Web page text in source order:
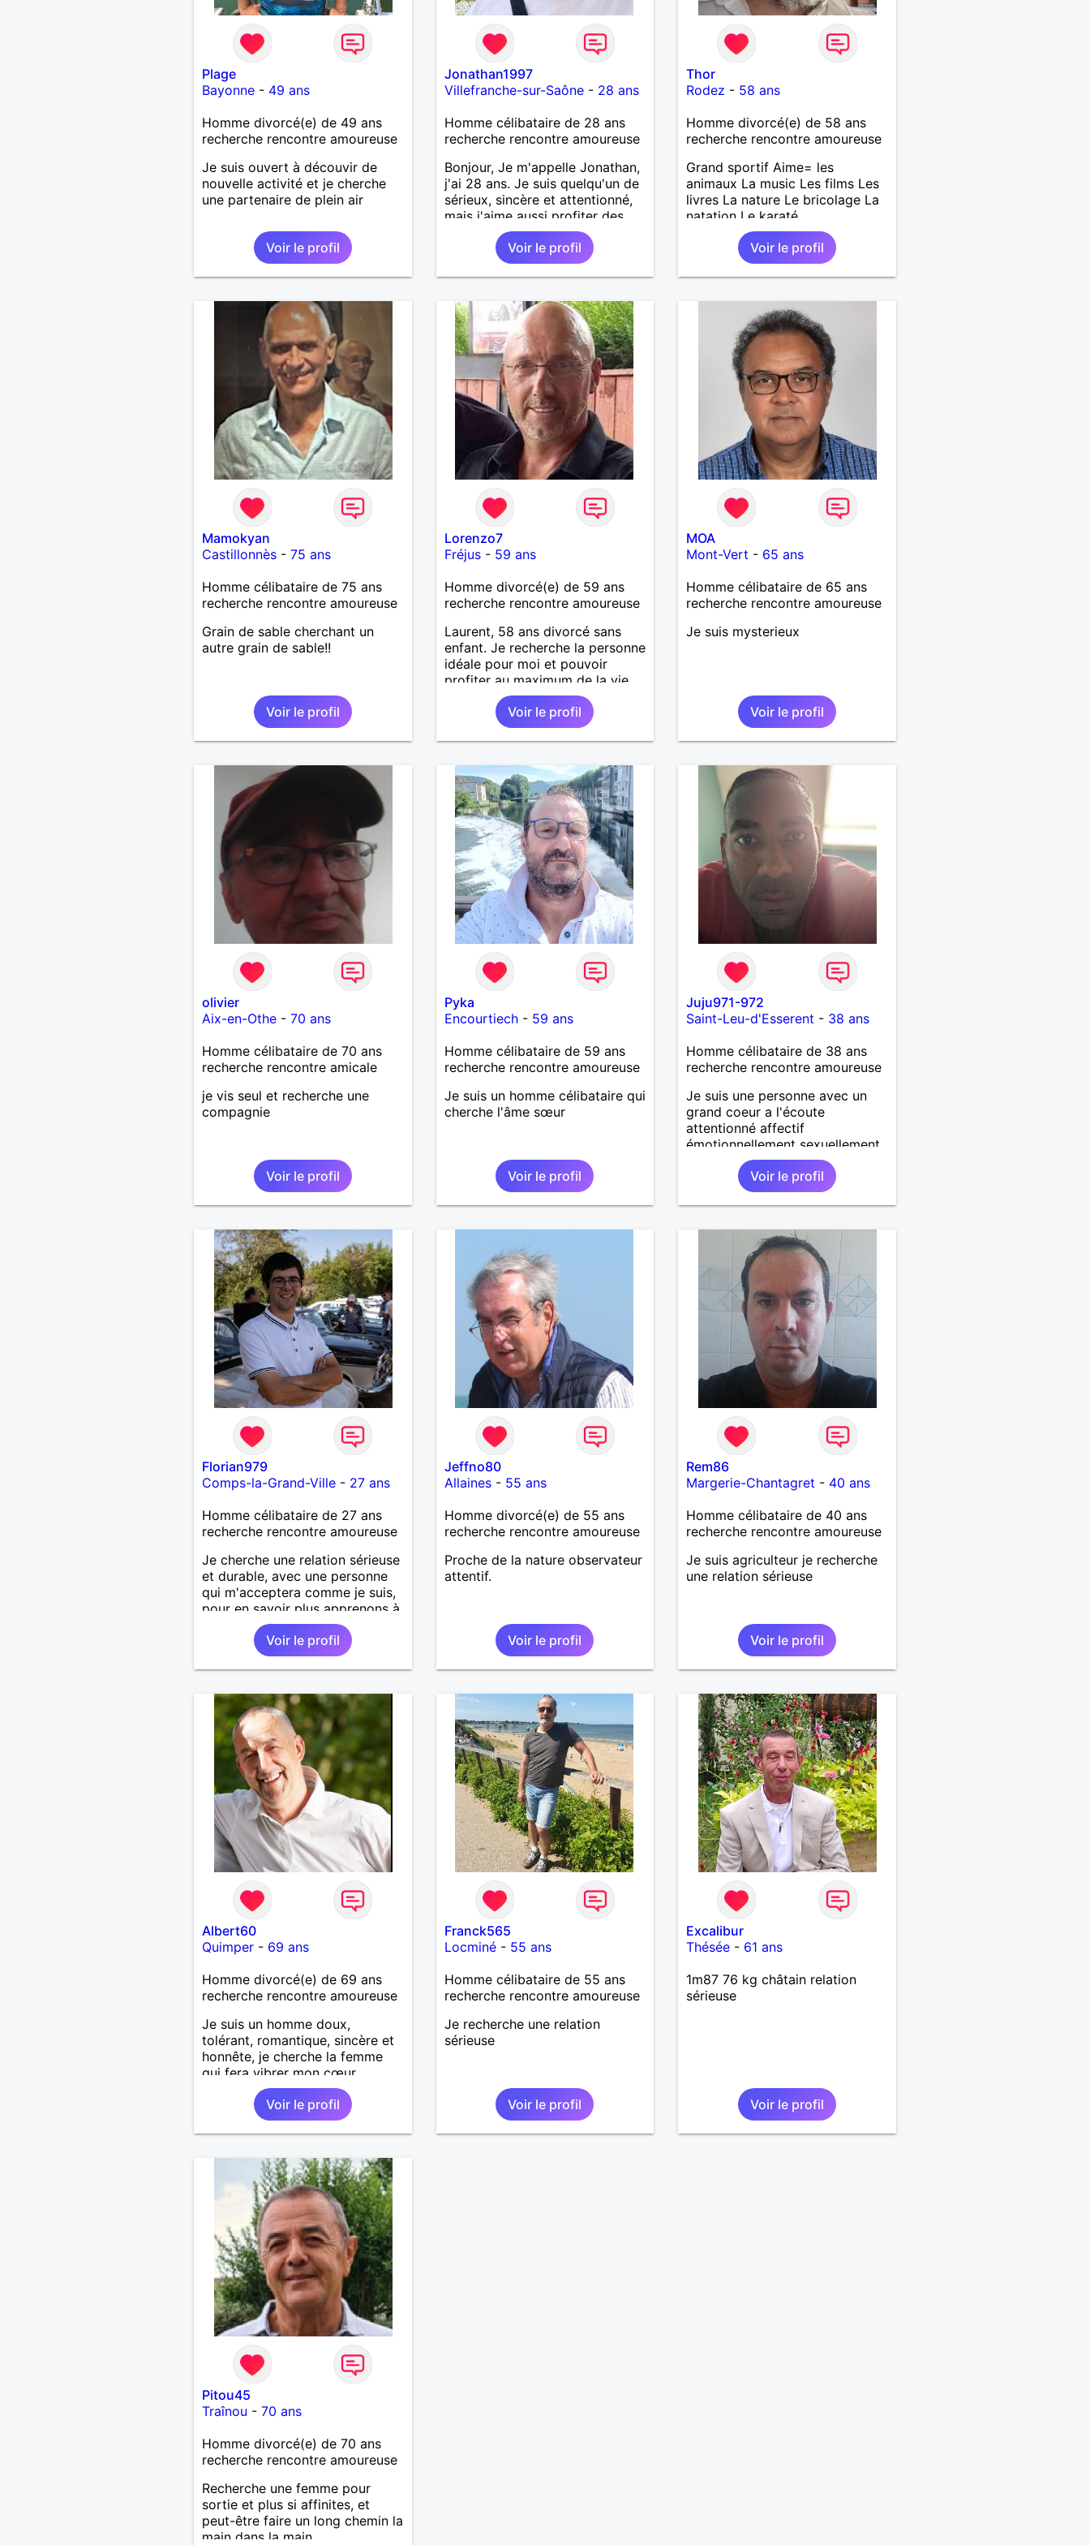
Plage
Bayonne- 49 ans
Homme divorcé(e) de 49 ans
recherche rencontre amoureuse
Je suis ouvert à découvir de
nouvelle activité et je cherche
une partenaire de plein air
Voir le profil
Jonathan1997
Villefranche-sur-Saône- 28 ans
Homme célibataire de 28 ans
recherche rencontre amoureuse
Bonjour, Je m'appelle Jonathan,
j'ai 28 ans. Je suis quelqu'un de
sérieux, sincère et attentionné,
mais j'aime aussi profiter des
bons moments de la vie avec
humour et simplicité. J'apprécie
les voyages, les découvertes,
les jeux vidéo et les moments
recherche d'une personne
authentique avec qui partager
de belles expériences,
construire une relation sérieuse
basée sur la confiance, le
respect et la complicité. Si tu
apprécies les conversations
sincères, les fous rires et les
personnes qui savent ce qu'elles
veulent, n'hésite pas à venir
discuter. Au plaisir de faire
connaissance !
Voir le profil
Thor
Rodez - 58 ans
Homme divorcé(e) de 58 ans
recherche rencontre amoureuse
Grand sportif Aime= les
animaux La music Les films Les
livres La nature Le bricolage La
natation Le karaté
Voir le profil
Mamokyan
Castillonnès- 75 ans
Homme célibataire de 75 ans
recherche rencontre amoureuse
Grain de sable cherchant un
autre grain de sable!!
Voir le profil
Lorenzo7
Fréjus- 59 ans
Homme divorcé(e) de 59 ans
recherche rencontre amoureuse
Laurent, 58 ans divorcé sans
enfant. Je recherche la personne
idéale pour moi et pouvoir
profiter au maximum de la vie
de couple
Voir le profil
MOA
Mont-Vert - 65 ans
Homme célibataire de 65 ans
recherche rencontre amoureuse
Je suis mysterieux
Voir le profil
olivier
Aix-en-Othe- 70 ans
Homme célibataire de 70 ans
recherche rencontre amicale
je vis seul et recherche une
compagnie
Voir le profil
Pyka
Encourtiech- 59 ans
Homme célibataire de 59 ans
recherche rencontre amoureuse
Je suis un homme célibataire qui
cherche l'âme sœur
Voir le profil
Juju971-972
Saint-Leu-d'Esserent - 38 ans
Homme célibataire de 38 ans
recherche rencontre amoureuse
Je suis une personne avec un
grand coeur a l'écoute
attentionné affectif
émotionnellement sexuellement
joyeux drôle amusant a l'écoute
Voir le profil
Florian979
Comps-la-Grand-Ville- 27 ans
Homme célibataire de 27 ans
recherche rencontre amoureuse
Je cherche une relation sérieuse
et durable, avec une personne
qui m'acceptera comme je suis,
pour en savoir plus apprenons à
nous connaître 🙂
Voir le profil
Jeffno80
Allaines- 55 ans
Homme divorcé(e) de 55 ans
recherche rencontre amoureuse
Proche de la nature observateur
attentif.
Voir le profil
Rem86
Margerie-Chantagret - 40 ans
Homme célibataire de 40 ans
recherche rencontre amoureuse
Je suis agriculteur je recherche
une relation sérieuse
Voir le profil
Albert60
Quimper- 69 ans
Homme divorcé(e) de 69 ans
recherche rencontre amoureuse
Je suis un homme doux,
tolérant, romantique, sincère et
honnête, je cherche la femme
qui fera vibrer mon cœur
Voir le profil
Franck565
Locminé- 55 ans
Homme célibataire de 55 ans
recherche rencontre amoureuse
Je recherche une relation
sérieuse
Voir le profil
Excalibur
Thésée - 61 ans
1m87 76 kg châtain relation
sérieuse
Voir le profil
Pitou45
Traînou - 70 ans
Homme divorcé(e) de 70 ans
recherche rencontre amoureuse
Recherche une femme pour
sortie et plus si affinites, et
peut-être faire un long chemin la
main dans la main...